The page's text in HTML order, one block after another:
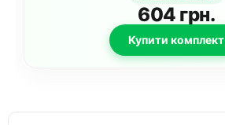
604 грн.
Купити комплект